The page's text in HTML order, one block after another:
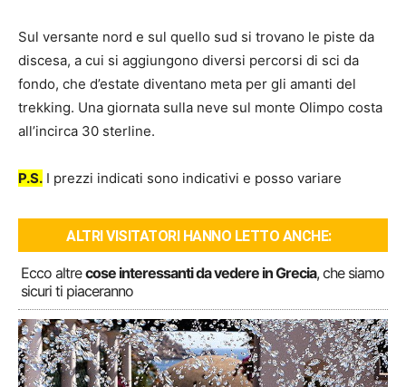
Sul versante nord e sul quello sud si trovano le piste da
discesa, a cui si aggiungono diversi percorsi di sci da
fondo, che d’estate diventano meta per gli amanti del
trekking. Una giornata sulla neve sul monte Olimpo costa
all’incirca 30 sterline.
P.S. I prezzi indicati sono indicativi e posso variare
ALTRI VISITATORI HANNO LETTO ANCHE:
Ecco altrecose interessanti da vedere in Grecia, che siamo
sicuri ti piaceranno